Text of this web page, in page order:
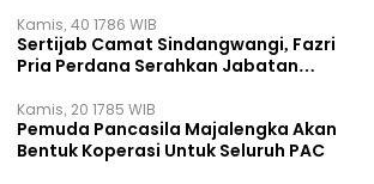
Kamis, 40 1786 WIB
Sertijab Camat Sindangwangi, Fazri
Pria Perdana Serahkan Jabatan
Kamis, 20 1785 WIB
Pemuda Pancasila Majalengka Akan
Bentuk Koperasi Untuk Seluruh PAC